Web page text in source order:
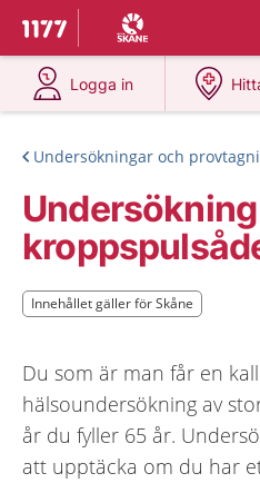
Till startsidan för 1177
Du har valt region
Logga in
på 1177.se
Undersökningar och
Innehållet gäller för Skåne
Innehållet gäller för Skåne
Du som är man får en
hälsoundersökning av
år du fyller 65 år.
att upptäcka om du har